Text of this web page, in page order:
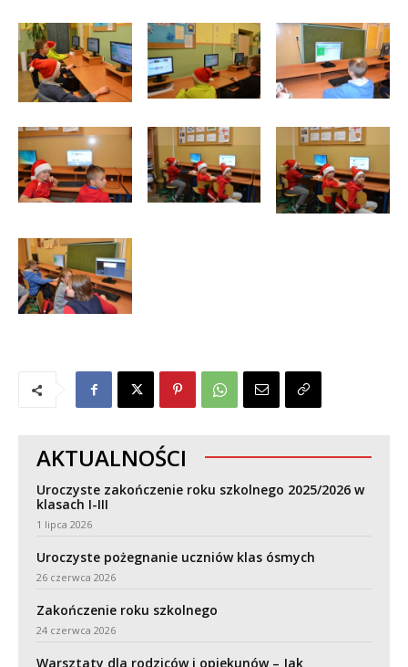
AKTUALNOŚCI
Uroczyste zakończenie roku szkolnego 2025/2026 w
klasach I-III
1 lipca 2026
Uroczyste pożegnanie uczniów klas ósmych
26 czerwca 2026
Zakończenie roku szkolnego
24 czerwca 2026
Warsztaty dla rodziców i opiekunów – Jak